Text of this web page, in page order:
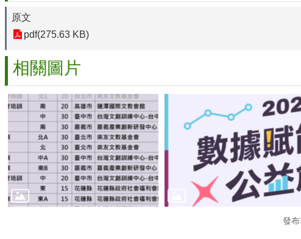
原文
pdf(275.63 KB)
相關圖片
發